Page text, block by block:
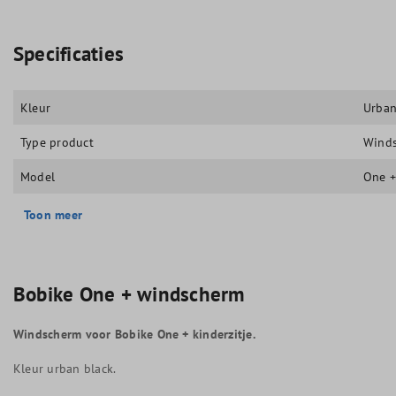
Specificaties
Kleur
Type product
Model One +
Toon meer
Bobike One + windscherm
Windscherm voor Bobike One + kinderzitje.
Kleur urban black.